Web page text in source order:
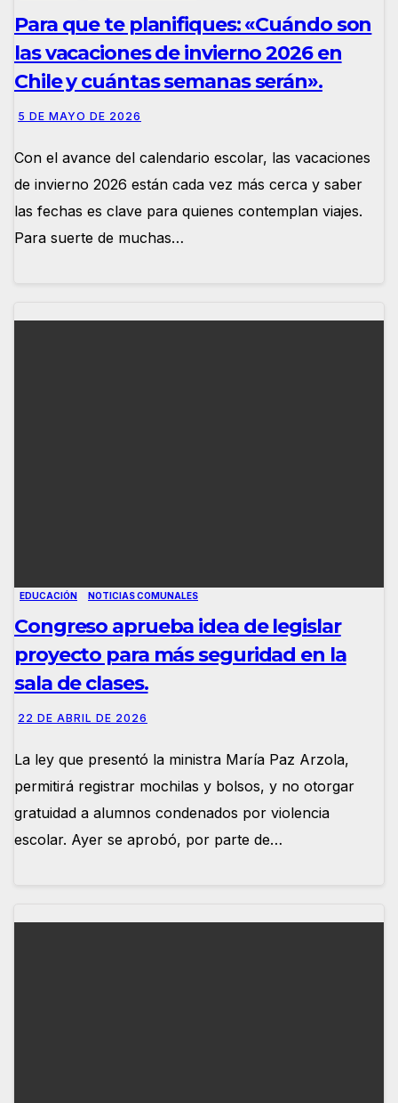
Para que te planifiques: «Cuándo son
las vacaciones de invierno 2026 en
Chile y cuántas semanas serán».
5 DE MAYO DE 2026
Con el avance del calendario escolar, las vacaciones
de invierno 2026 están cada vez más cerca y saber
las fechas es clave para quienes contemplan viajes.
Para suerte de muchas…
EDUCACIÓN NOTICIAS COMUNALES
Congreso aprueba idea de legislar
proyecto para más seguridad en la
sala de clases.
22 DE ABRIL DE 2026
La ley que presentó la ministra María Paz Arzola,
permitirá registrar mochilas y bolsos, y no otorgar
gratuidad a alumnos condenados por violencia
escolar. Ayer se aprobó, por parte de…